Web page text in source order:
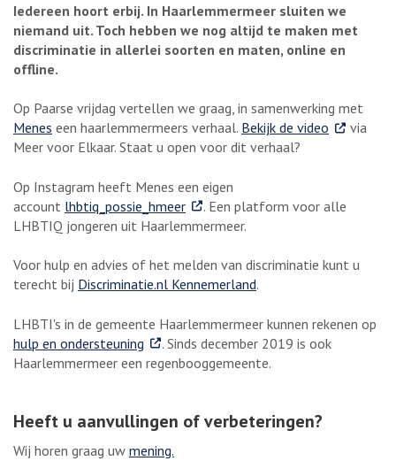
Iedereen hoort erbij. In Haarlemmermeer sluiten we
niemand uit. Toch hebben we nog altijd te maken met
discriminatie in allerlei soorten en maten, online en
offline.
Op Paarse vrijdag vertellen we graag, in samenwerking met
Menes een haarlemmermeers verhaal. Bekijk de video . Externe
via
Meer voor Elkaar. Staat u open voor dit verhaal?
Op Instagram heeft Menes een eigen
account lhbtiq_possie_hmeer. Externe link
. Een platform voor alle
LHBTIQ jongeren uit Haarlemmermeer.
Voor hulp en advies of het melden van discriminatie kunt u
terecht bij Discriminatie.nl Kennemerland.
LHBTI's in de gemeente Haarlemmermeer kunnen rekenen op
hulp en ondersteuning . Externe link
. Sinds december 2019 is ook
Haarlemmermeer een regenbooggemeente.
Heeft u aanvullingen of verbeteringen?
Wij horen graag uw mening.